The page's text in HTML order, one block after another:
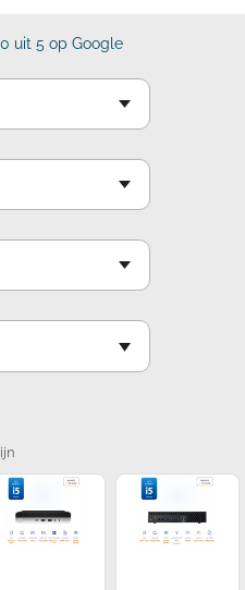
uit 5 op Google